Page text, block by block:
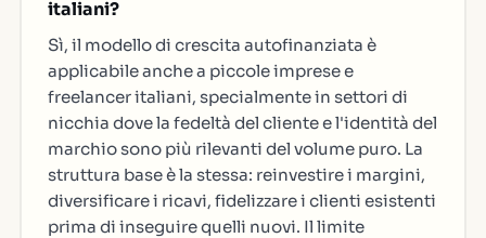
italiani?
Sì, il modello di crescita autofinanziata è
applicabile anche a piccole imprese e
freelancer italiani, specialmente in settori di
nicchia dove la fedeltà del cliente e l'identità del
marchio sono più rilevanti del volume puro. La
struttura base è la stessa: reinvestire i margini,
diversificare i ricavi, fidelizzare i clienti esistenti
prima di inseguire quelli nuovi. Il limite